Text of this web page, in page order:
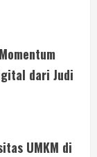
dari Judi
UMKM di